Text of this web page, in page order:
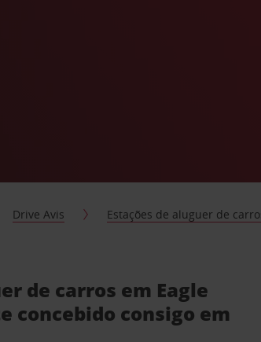
Drive Avis Estações de aluguer de
de carros em Eagle
concebido consigo em